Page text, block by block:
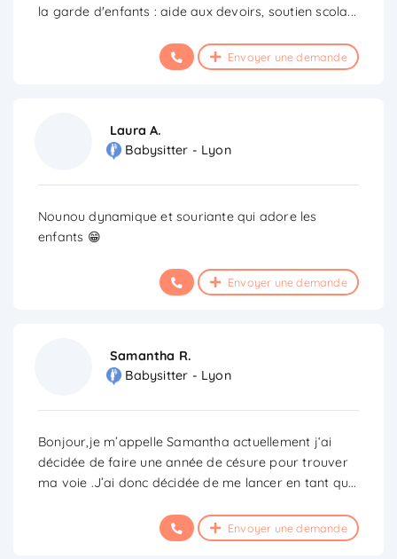
la garde d'enfants : aide aux devoirs, soutien scola...
Envoyer une demande
Laura A.
Babysitter - Lyon
Nounou dynamique et souriante qui adore les
enfants 😁
Envoyer une demande
Samantha R.
Babysitter - Lyon
Bonjour,je m’appelle Samantha actuellement j‘ai
décidée de faire une année de césure pour trouver
ma voie .J’ai donc décidée de me lancer en tant qu...
Envoyer une demande